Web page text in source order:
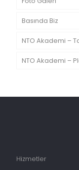
Basında Biz
NTO Akademi –
NTO Akademi –
Hizmetler